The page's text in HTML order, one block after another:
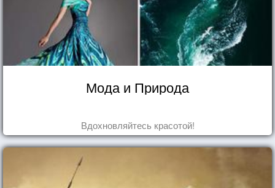
Мода и Природа
Вдохновляйтесь красотой!